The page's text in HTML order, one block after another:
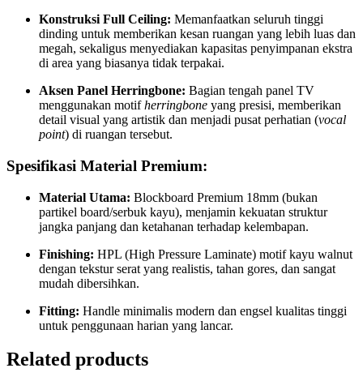
Konstruksi Full Ceiling: Memanfaatkan seluruh tinggi
dinding untuk memberikan kesan ruangan yang lebih luas dan
megah, sekaligus menyediakan kapasitas penyimpanan ekstra
di area yang biasanya tidak terpakai.
Aksen Panel Herringbone: Bagian tengah panel TV
menggunakan motifherringbone yang presisi, memberikan
detail visual yang artistik dan menjadi pusat perhatian (vocal
point) di ruangan tersebut.
Spesifikasi Material Premium:
Material Utama: Blockboard Premium 18mm (bukan
partikel board/serbuk kayu), menjamin kekuatan struktur
jangka panjang dan ketahanan terhadap kelembapan.
Finishing: HPL (High Pressure Laminate) motif kayu walnut
dengan tekstur serat yang realistis, tahan gores, dan sangat
mudah dibersihkan.
Fitting: Handle minimalis modern dan engsel kualitas tinggi
untuk penggunaan harian yang lancar.
Related products